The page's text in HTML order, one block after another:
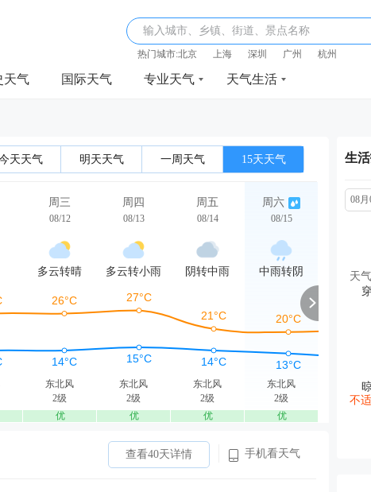
输入城市、乡镇、街道、景点名称
热门城市:北京 上海 深圳 广州 杭州
天气 国际天气 专业天气 天气生活
天天气 明天天气 一周天气 15天天气
周三
08/12
多云转晴
东北风
2级
优
周四
08/13
多云转小雨
东北风
2级
优
周五
08/14
阴转中雨
东北风
2级
优
周六
08/15
中雨转阴
东北风
2级
优
周日
多云
东北风
2级
查看40天详情 手机看天气
生
08月
天
不